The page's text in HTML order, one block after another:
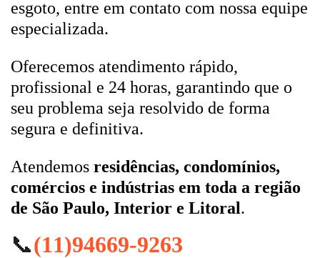
esgoto, entre em contato com nossa equipe
especializada.
Oferecemos atendimento rápido,
profissional e 24 horas, garantindo que o
seu problema seja resolvido de forma
segura e definitiva.
Atendemos residências, condomínios,
comércios e indústrias em toda a região
de São Paulo, Interior e Litoral.
📞(11)94669-9263